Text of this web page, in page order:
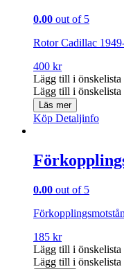
0.00 out of 5
Rotor Cadillac
400 kr
Lägg till i önskelista
Lägg till i önskelista
Läs mer
Köp Detaljinfo
0.00 out of 5
185 kr
Lägg till i önskelista
Lägg till i önskelista